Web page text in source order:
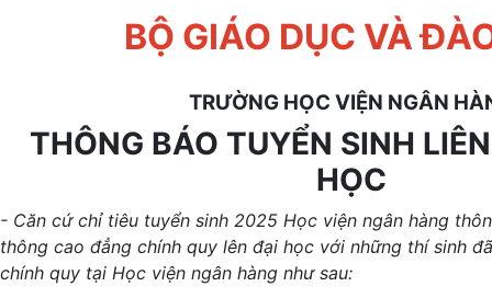
BỘ GIÁO DỤC VÀ
TRƯỜNG HỌC VIỆN NGÂN
THÔNG BÁO TUYỂN SINH
HỌC
- Căn cứ chỉ tiêu tuyển sinh 2025 Học viện ngân hàng
thông cao đẳng chính quy lên đại học với những thí sinh
chính quy tại Học viện ngân hàng như sau: